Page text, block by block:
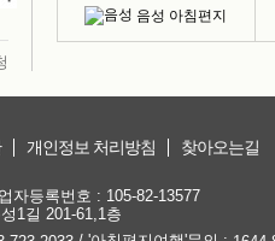
음성 아침편지
개인정보 처리방침 찾아오는길
자등록번호 : 105-82-13577
1길 201-61,1층